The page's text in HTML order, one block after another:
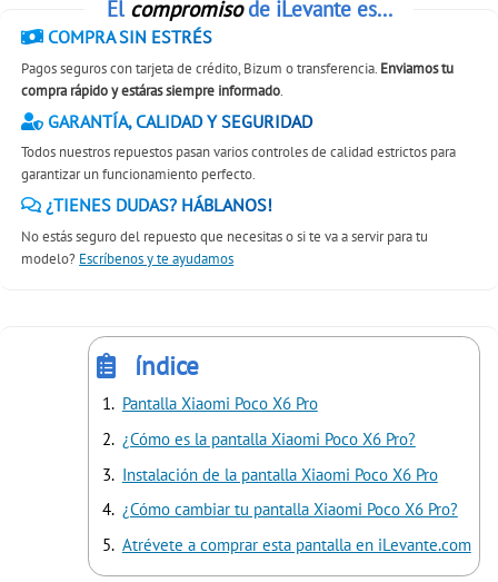
El compromisode iLevante es...
COMPRA SIN ESTRÉS
Pagos seguros con tarjeta de crédito, Bizum o transferencia. Enviamos tu
compra rápido y estáras siempre informado.
GARANTÍA, CALIDAD Y SEGURIDAD
Todos nuestros repuestos pasan varios controles de calidad estrictos para
garantizar un funcionamiento perfecto.
¿TIENES DUDAS? HÁBLANOS!
No estás seguro del repuesto que necesitas o si te va a servir para tu
modelo? Escríbenos y te ayudamos
índice
Pantalla Xiaomi Poco X6 Pro
¿Cómo es la pantalla Xiaomi Poco X6 Pro?
Instalación de la pantalla Xiaomi Poco X6 Pro
¿Cómo cambiar tu pantalla Xiaomi Poco X6 Pro?
Atrévete a comprar esta pantalla en iLevante.com